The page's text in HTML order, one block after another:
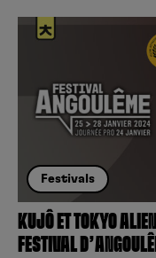
Festivals
KUJÔ ET TOKYO
FESTIVAL